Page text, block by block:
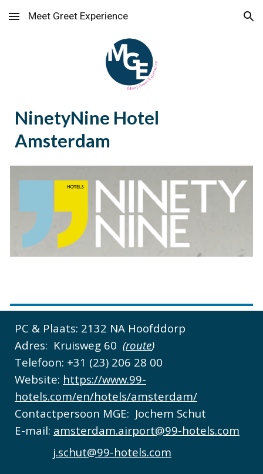
Skip to main content Skip to navigation
Meet Greet Experience
NinetyNine Hotel
Amsterdam
PC & Plaats: 2132 NA Hoofddorp
Adres: Kruisweg 60 (route)
Telefoon: +31 (23) 206 28 00
Website: https://www.99-
hotels.com/en/hotels/amsterdam/
Contactpersoon MGE: Jochem Schut
E-mail: amsterdam.airport@99-hotels.com
j.schut@99-hotels.com